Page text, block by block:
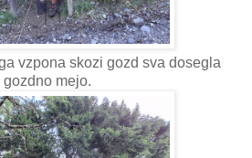
vzpona skozi gozd sva dosegla
gozdno mejo.